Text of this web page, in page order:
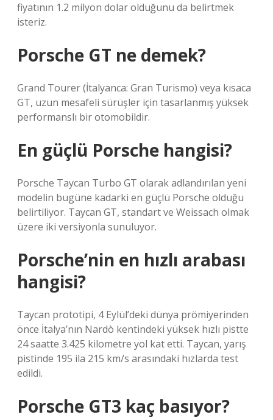
fiyatının 1.2 milyon dolar olduğunu da belirtmek
isteriz.
Porsche GT ne demek?
Grand Tourer (İtalyanca: Gran Turismo) veya kısaca
GT, uzun mesafeli sürüşler için tasarlanmış yüksek
performanslı bir otomobildir.
En güçlü Porsche hangisi?
Porsche Taycan Turbo GT olarak adlandırılan yeni
modelin bugüne kadarki en güçlü Porsche olduğu
belirtiliyor. Taycan GT, standart ve Weissach olmak
üzere iki versiyonla sunuluyor.
Porsche’nin en hızlı arabası
hangisi?
Taycan prototipi, 4 Eylül’deki dünya prömiyerinden
önce İtalya’nın Nardò kentindeki yüksek hızlı pistte
24 saatte 3.425 kilometre yol kat etti. Taycan, yarış
pistinde 195 ila 215 km/s arasındaki hızlarda test
edildi.
Porsche GT3 kaç basıyor?